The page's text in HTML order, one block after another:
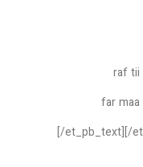
raf tii
far
[/et_pb_text][/